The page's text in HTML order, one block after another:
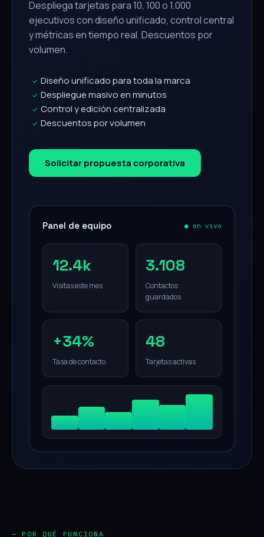
Despliega tarjetas para 10, 100 o 1.000
ejecutivos con diseño unificado, control central
y métricas en tiempo real. Descuentos por
volumen.
✓ Diseño unificado para toda la marca
✓ Despliegue masivo en minutos
✓ Control y edición centralizada
✓ Descuentos por volumen
Solicitar propuesta corporativa
Panel de equipo ● en vivo
12.4k
Visitas este mes
3.108
Contactos
guardados
+34%
Tasa de contacto
48
Tarjetas activas
— POR QUÉ FUNCIONA